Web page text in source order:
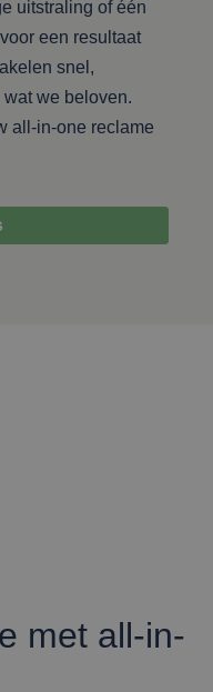
uitstraling of één
een resultaat
snel,
we beloven.
all-in-one reclame
met all-in-